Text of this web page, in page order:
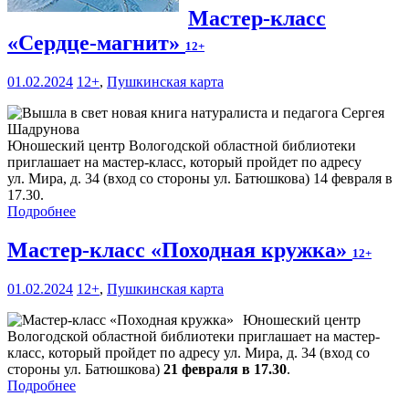
Мастер-класс
«Сердце-магнит» 12+
01.02.2024 12+, Пушкинская карта
Юношеский центр Вологодской областной библиотеки
приглашает на мастер-класс, который пройдет по адресу
ул. Мира, д. 34 (вход со стороны ул. Батюшкова) 14 февраля в
17.30.
Подробнее
Мастер-класс «Походная кружка» 12+
01.02.2024 12+, Пушкинская карта
Юношеский центр
Вологодской областной библиотеки приглашает на мастер-
класс, который пройдет по адресу ул. Мира, д. 34 (вход со
стороны ул. Батюшкова) 21 февраля в 17.30.
Подробнее